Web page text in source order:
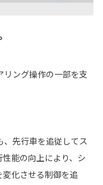
ング操作の一部を支
先行車を追従してス
能の向上により、シ
化させる制御を追